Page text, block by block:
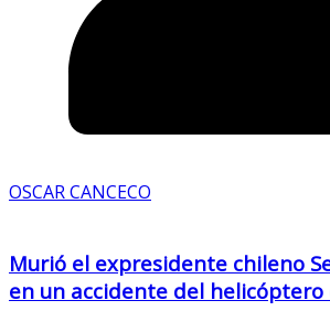
OSCAR CANCECO
Murió el expresidente chileno
en un accidente del